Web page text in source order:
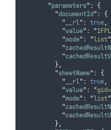
"parameters" : {
"documentId" : {
"
__rl" : true,
"value" : "
"mode" : "list"
"
"
},
"sheetName" : {
"
__rl" : true,
"value" : "
"mode" : "list"
"
"
},